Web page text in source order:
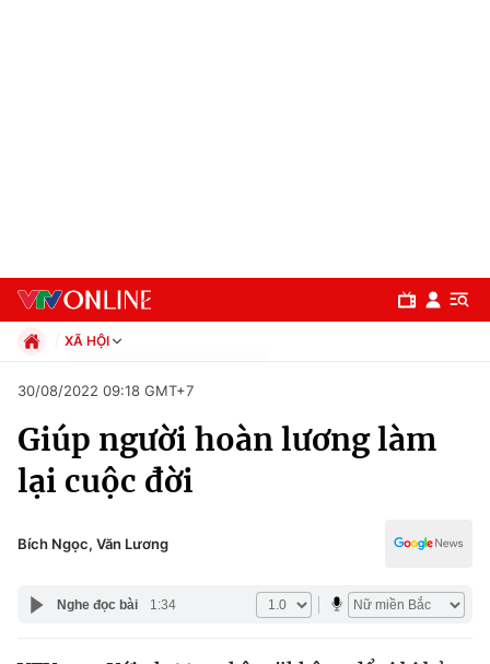
Chuyên mục
Chính trị
Xã hội
XÃ HỘI
Xã hội
Pháp luật
Kinh tế
Thể thao
Văn hóa - Giải trí
Đời sống
Giáo dục
30/08/2022 09:18 GMT+7
Giúp người hoàn lương làm
lại cuộc đời
Bích Ngọc, Văn Lương
Nghe đọc bài 1:34